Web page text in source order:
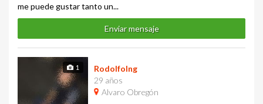
me puede gustar tanto un...
Enviar mensaje
1
RodolfoIng
29 años
Alvaro Obregón